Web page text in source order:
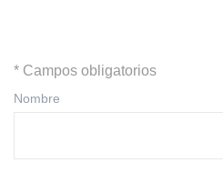
* Campos obligatorios
Nombre